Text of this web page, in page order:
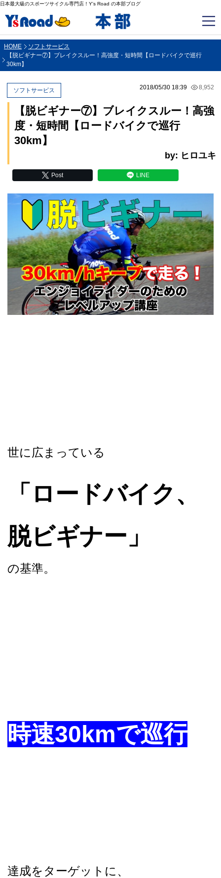
日本最大級のスポーツサイクル専門店！Y's Road の本部ブログ
HOME
ソフトサービス
【脱ビギナー⑦】ブレイクスルー！高強度・短時間【ロードバイクで巡行
30km】
2018/05/30 18:39 8,952
ソフトサービス
【脱ビギナー⑦】ブレイクスルー！高強
度・短時間【ロードバイクで巡行
30km】
by: ヒロユキ
Post LINE
世に広まっている
「ロードバイク、
脱ビギナー」
の基準。
時速30kmで巡行
達成をターゲットに、